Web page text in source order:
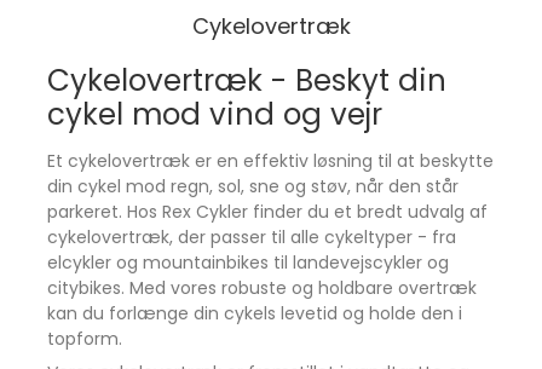
PU-belagt Oxford-stof sikrer lang levetid.
Velegnet til elcykler
Særligt praktisk om vinteren, hvor ekstra
beskyttelse er nødvendig.
Let og robust
Kun 0,64 kg, men alligevel stærk og pålidelig.
Vil du beskytte din cykel optimalt mod vind, regn og
snavs?
Contec Cykel garage er den smarte og holdbare
løsning til cykelopbevaring året rundt.
Cykelovertræk
Cykelovertræk - Beskyt din
cykel mod vind og vejr
Et cykelovertræk er en effektiv løsning til at beskytte
din cykel mod regn, sol, sne og støv, når den står
parkeret. Hos Rex Cykler finder du et bredt udvalg af
cykelovertræk, der passer til alle cykeltyper - fra
elcykler og mountainbikes til landevejscykler og
citybikes. Med vores robuste og holdbare overtræk
kan du forlænge din cykels levetid og holde den i
topform.